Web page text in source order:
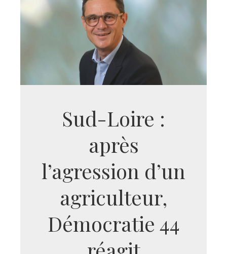
Sud-Loire :
après
l’agression d’un
agriculteur,
Démocratie 44